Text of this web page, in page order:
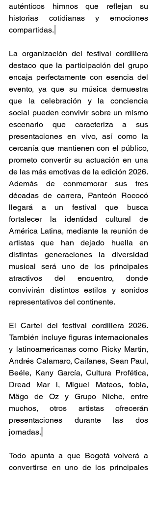
auténticos himnos que reflejan su
historias cotidianas y emociones
compartidas.
La organización del festival cordillera
destaco que la participación del grupo
encaja perfectamente con esencia del
evento, ya que su música demuestra
que la celebración y la conciencia
social pueden convivir sobre un mismo
escenario que caracteriza a sus
presentaciones en vivo, así como la
cercanía que mantienen con el público,
prometo convertir su actuación en una
de las más emotivas de la edición 2026.
Además de conmemorar sus tres
décadas de carrera, Panteón Rococó
llegará a un festival que busca
fortalecer la identidad cultural de
América Latina, mediante la reunión de
artistas que han dejado huella en
distintas generaciones la diversidad
musical será uno de los principales
atractivos del encuentro, donde
convivirán distintos estilos y sonidos
representativos del continente.
El Cartel del festival cordillera 2026.
También incluye figuras internacionales
y latinoamericanas como Ricky Martin,
Andrés Calamaro, Caifanes, Sean Paul,
Beéle, Kany García, Cultura Profética,
Dread Mar l, Miguel Mateos, fobia,
Mägo de Oz y Grupo Niche, entre
muchos, otros artistas ofrecerán
presentaciones durante las dos
jornadas.
Todo apunta a que Bogotá volverá a
convertirse en uno de los principales